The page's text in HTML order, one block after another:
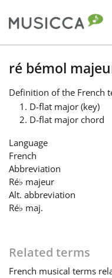
Bahasa Indonesia
Български
Deutsch
Español
ré bémol
Definition of the French
D-flat major (key)
D-flat major chord
Language
French
Abbreviation
Ré♭ majeur
Alt. abbreviation
Ré♭ maj.
Related terms
French musical terms